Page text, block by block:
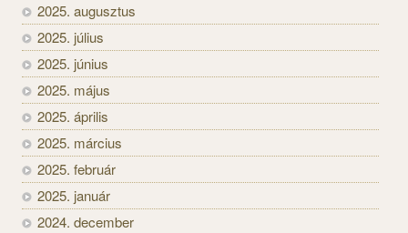
2025. augusztus
2025. július
2025. június
2025. május
2025. április
2025. március
2025. február
2025. január
2024. december